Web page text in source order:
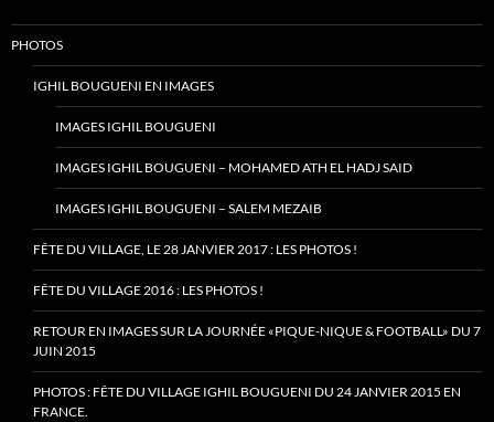
PHOTOS
IGHIL BOUGUENI EN IMAGES
IMAGES IGHIL BOUGUENI
IMAGES IGHIL BOUGUENI – MOHAMED ATH EL HADJ SAID
IMAGES IGHIL BOUGUENI – SALEM MEZAIB
FÊTE DU VILLAGE, LE 28 JANVIER 2017 : LES PHOTOS !
FÊTE DU VILLAGE 2016 : LES PHOTOS !
RETOUR EN IMAGES SUR LA JOURNÉE «PIQUE-NIQUE & FOOTBALL» DU 7
JUIN 2015
PHOTOS : FÊTE DU VILLAGE IGHIL BOUGUENI DU 24 JANVIER 2015 EN
FRANCE.